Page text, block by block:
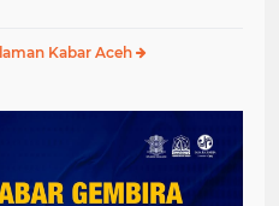
Kabar Aceh